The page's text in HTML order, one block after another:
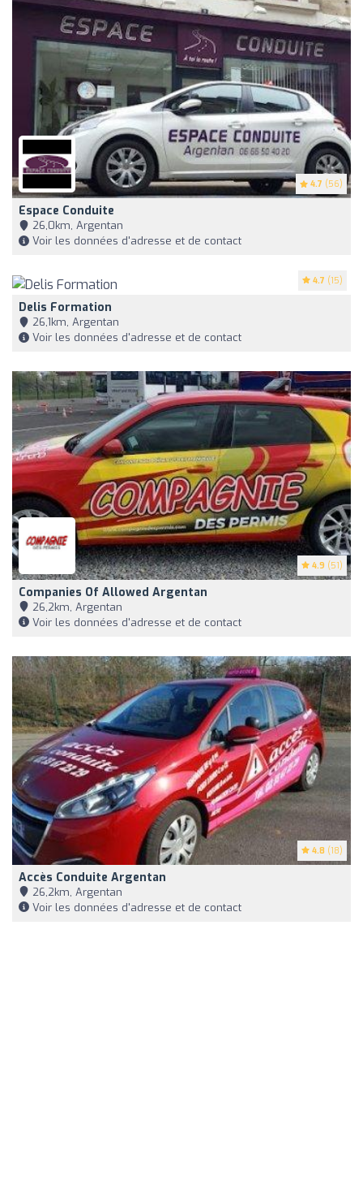
4.7 (56)
Espace Conduite
26,0km, Argentan
Voir les données d'adresse et de contact
4.7 (15)
Delis Formation
26,1km, Argentan
Voir les données d'adresse et de contact
4.9 (51)
Companies Of Allowed Argentan
26,2km, Argentan
Voir les données d'adresse et de contact
4.8 (18)
Accès Conduite Argentan
26,2km, Argentan
Voir les données d'adresse et de contact